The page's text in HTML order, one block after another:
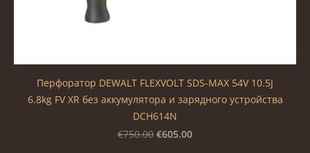
Перфоратор DEWALT FLEXVOLT SDS-MAX 54V 10.5J
6.8kg FV XR без аккумулятора и зарядного устройства
DCH614N
€750.00 €605.00